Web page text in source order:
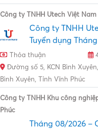
Công ty TNHH Utech Việt Nam
Công ty TNHH
Tuyển dụng
Thỏa thuận
Đường số 5, KCN Bình
Bình Xuyên, Tỉnh Vĩnh Phúc
Công ty TNHH Khu công
Phúc
Tháng 08/2026 –